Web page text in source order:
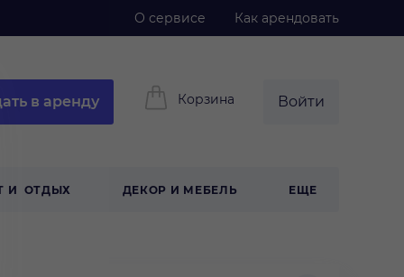
О сервисе Как арендовать
в аренду Корзина Войти
И ОТДЫХ ДЕКОР И МЕБЕЛЬ ЕЩЕ